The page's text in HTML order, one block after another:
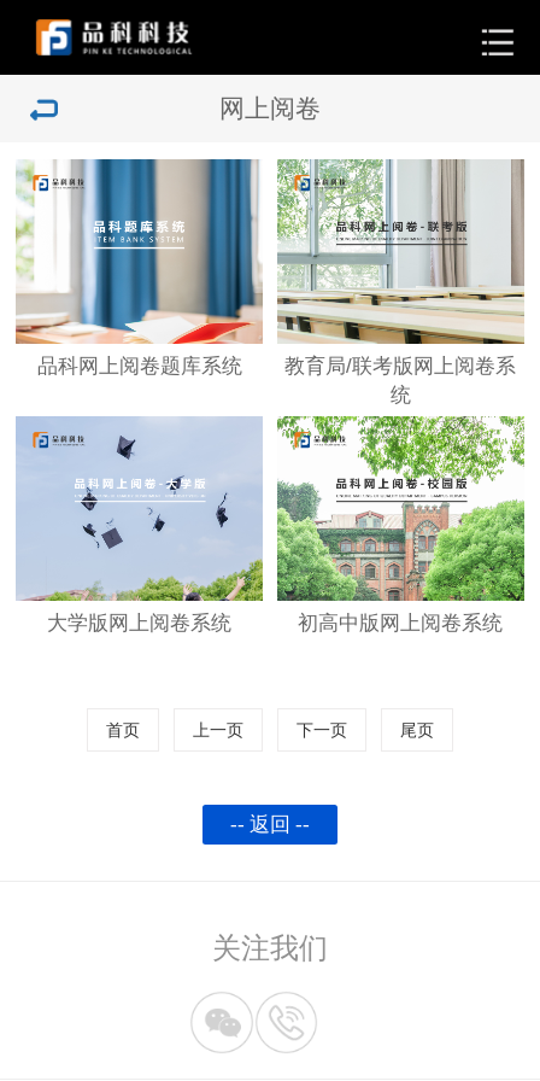
网上阅卷
品科网上阅卷题库系统
教育局/联考版网上阅卷系
统
大学版网上阅卷系统 初高中版网上阅卷系统
首页 上一页 下一页 尾页
-- 返回 --
关注我们